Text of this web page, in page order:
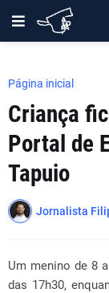
Página inicial
Criança
Portal de
Tapuio
Jornalista
Um menino de 8
das 17h30,